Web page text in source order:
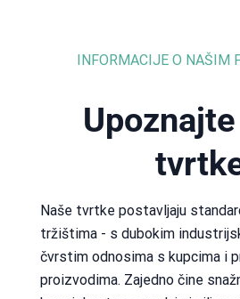
INFORMACIJE O NAŠIM
Naše tvrtke postavljaju
tržištima - s dubokim
čvrstim odnosima s kupcima i
proizvodima. Zajedno čine